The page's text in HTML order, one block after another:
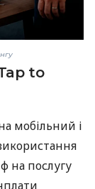
to
мобільний і
на послугу